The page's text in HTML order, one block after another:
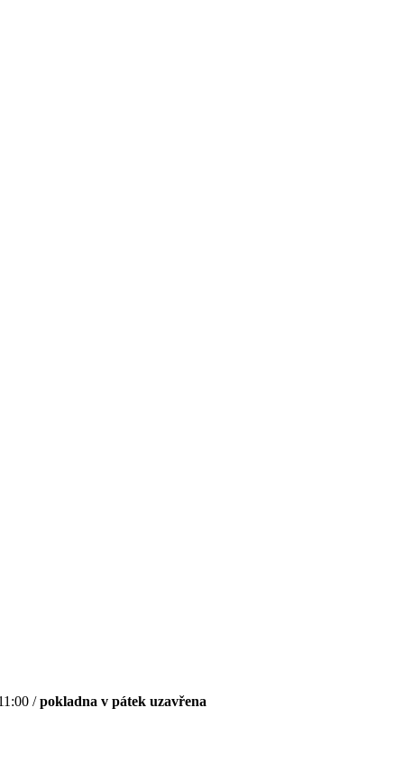
/pokladna v pátek uzavřena